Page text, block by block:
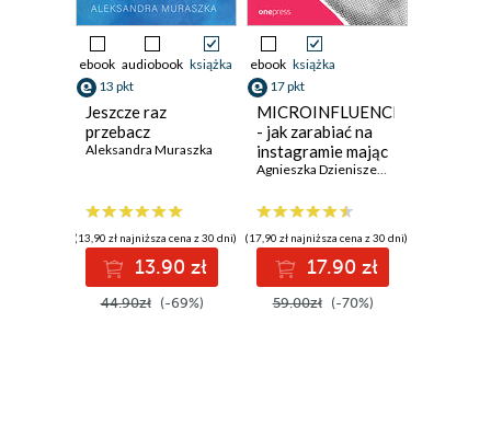
ebook audiobook książka
13 pkt
Jeszcze raz
przebacz
Aleksandra Muraszka
(13,90 zł najniższa cena z 30 dni)
13.90 zł
44.90zł (-69%)
ebook książka
17 pkt
MICROINFLUENCER
- jak zarabiać na
instagramie mając
małe konto?
Agnieszka Dzieniszewska
(17,90 zł najniższa cena z 30 dni)
17.90 zł
59.00zł (-70%)